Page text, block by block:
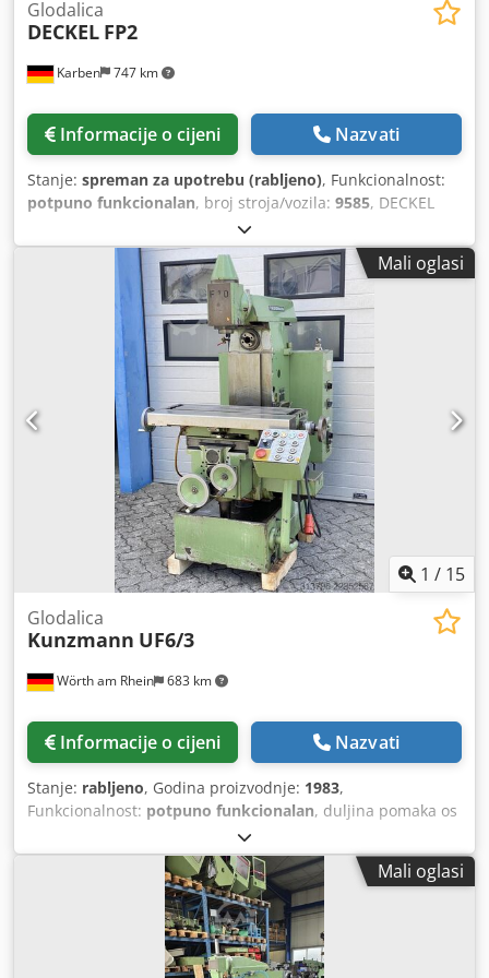
Karben 747 km
Glodalica
DECKEL FP2
Informacije o cijeni Nazvati
Stanje: spreman za upotrebu (rabljeno), Funkcionalnost:
potpuno funkcionalan, broj stroja/vozila: 9585, DECKEL
Univerzalni alatni glodalni i bušilni stroj Tip: FP 2 Br. stroja:
9585 Godina proizvodnje: 1978/79 Stanje: dobro, spreman
za rad Putovanja osi: uzdužno: 400 mm, vertikalno: 400
mm, horizontalno: 200 mm Cedpfxeygicao Agfjrf
Mali oglasi
1 / 15
Wörth am Rhein 683 km
Glodalica
Kunzmann UF6/3
Informacije o cijeni Nazvati
Stanje: rabljeno, Godina proizvodnje: 1983,
Funkcionalnost: potpuno funkcionalan, duljina pomaka os
, duljina pomaka osi Y:
freza Kunzmann UF6/3 Godina proizvodnje: 1983. Stroj je u
dobrom stanju, vreteno radi vrlo glatko. Motor pogona
dobio je nove ugljene četke, a vreteno osi Z ima novu
teleskopsku oprugu. Upravljanje pomoću bregaste osovine
u 3 osi savršeno je za proizvodnju malih serija. --- Cijena
neto, plus PDV (naveden na računu) --- Hodovi,
Mali oglasi